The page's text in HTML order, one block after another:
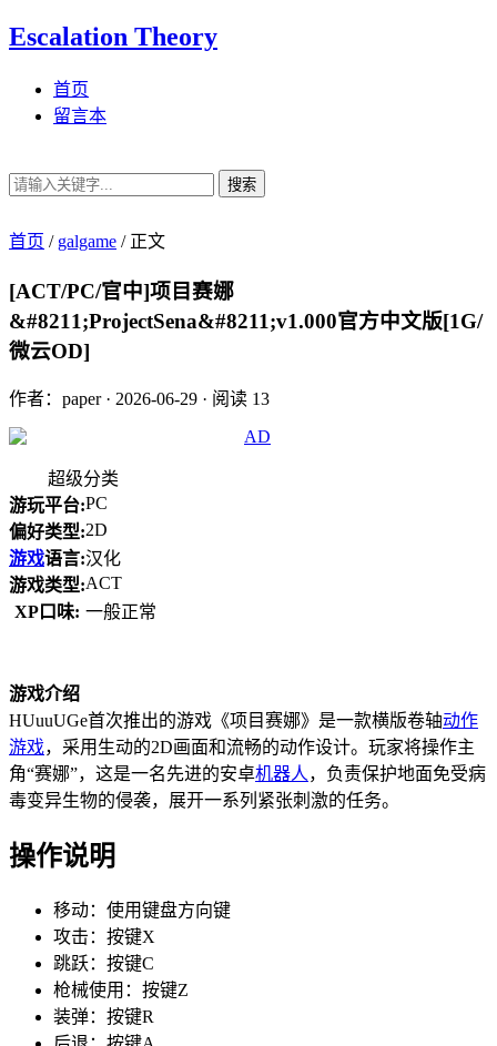
Escalation Theory
首页
留言本
搜索
首页 / galgame /正文
[ACT/PC/官中]项目赛娜
&#8211;ProjectSena&#8211;v1.000官方中文版[1G/
微云OD]
作者：paper· 2026-06-29 · 阅读 13
超级分类
游玩平台:PC
偏好类型:2D
游戏语言:汉化
游戏类型:ACT
XP口味: 一般正常
游戏介绍
HUuuUGe首次推出的游戏《项目赛娜》是一款横版卷轴动作
游戏，采用生动的2D画面和流畅的动作设计。玩家将操作主
角“赛娜”，这是一名先进的安卓机器人 ，负责保护地面免受病
毒变异生物的侵袭，展开一系列紧张刺激的任务。
操作说明
移动：使用键盘方向键
攻击：按键X
跳跃：按键C
枪械使用：按键Z
装弹：按键R